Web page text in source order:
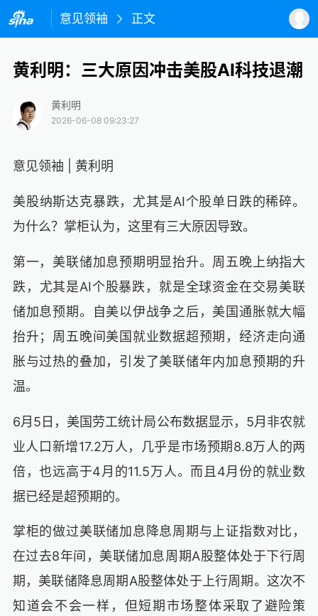
意见领袖 正文
黄利明：三大原因冲击美股AI科技退潮
黄利明
2026-06-08 09:23:27
意见领袖 | 黄利明
美股纳斯达克暴跌，尤其是AI个股单日跌的稀碎。
为什么？掌柜认为，这里有三大原因导致。
第一，美联储加息预期明显抬升。周五晚上纳指大
跌，尤其是AI个股暴跌，就是全球资金在交易美联
储加息预期。自美以伊战争之后，美国通胀就大幅
抬升；周五晚间美国就业数据超预期，经济走向通
胀与过热的叠加，引发了美联储年内加息预期的升
温。
6月5日，美国劳工统计局公布数据显示，5月非农就
业人口新增17.2万人，几乎是市场预期8.8万人的两
倍，也远高于4月的11.5万人。而且4月份的就业数
据已经是超预期的。
掌柜的做过美联储加息降息周期与上证指数对比，
在过去8年间，美联储加息周期A股整体处于下行周
期，美联储降息周期A股整体处于上行周期。这次不
知道会不会一样，但短期市场整体采取了避险策